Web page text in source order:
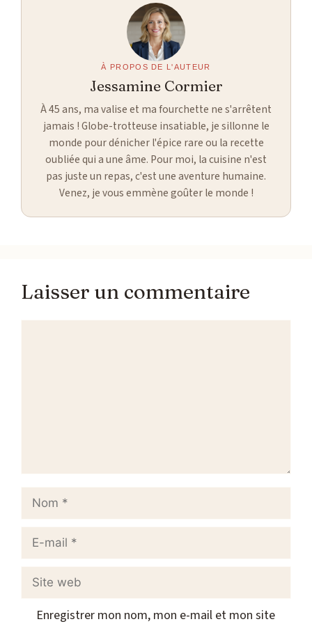
À PROPOS DE L'AUTEUR
Jessamine Cormier
À 45 ans, ma valise et ma fourchette ne s'arrêtent
jamais ! Globe-trotteuse insatiable, je sillonne le
monde pour dénicher l'épice rare ou la recette
oubliée qui a une âme. Pour moi, la cuisine n'est
pas juste un repas, c'est une aventure humaine.
Venez, je vous emmène goûter le monde !
Laisser un commentaire
Nom
Site
Enregistrer mon nom, mon e-mail et mon site